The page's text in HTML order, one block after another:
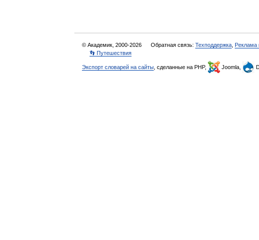
© Академик, 2000-2026 Обратная связь: Техподдержка Реклама
👣 Путешествия
Экспорт словарей на сайты , сделанные на PHP, Joomla,